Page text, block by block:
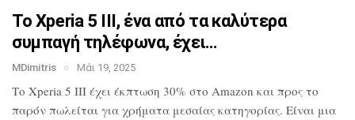
Το Xperia 5 III, ένα από τα καλύτερα
συμπαγή τηλέφωνα, έχει…
MDimitris Μάι 19, 2025
Το Xperia 5 III έχει έκπτωση 30% στο Amazon και προς το
παρόν πωλείται για χρήματα μεσαίας κατηγορίας. Είναι μια